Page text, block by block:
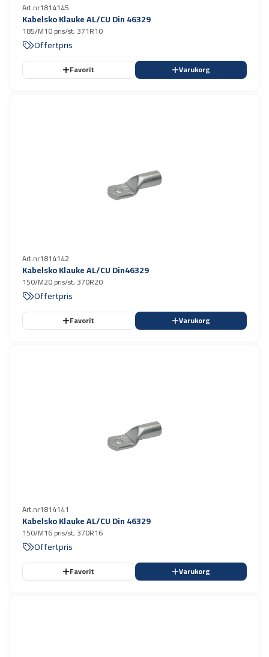
Art.nr1814145
Kabelsko Klauke AL/CU Din 46329
185/M10 pris/st, 371R10
Offertpris
Favorit Varukorg
Art.nr1814142
Kabelsko Klauke AL/CU Din46329
150/M20 pris/st, 370R20
Offertpris
Favorit Varukorg
Art.nr1814141
Kabelsko Klauke AL/CU Din 46329
150/M16 pris/st, 370R16
Offertpris
Favorit Varukorg